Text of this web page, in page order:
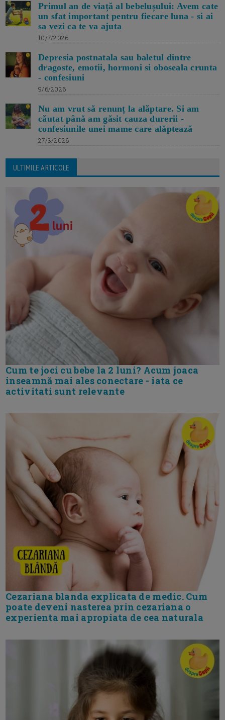
Primul an de viață al bebelușului: Avem cate
un sfat important pentru fiecare luna - si ai
sa vezi ca te va ajuta
10/7/2026
Depresia postnatala sau baletul dintre
dragoste, emotii, hormoni si oboseala crunta
- confesiuni
9/6/2026
Nu am vrut să renunț la alăptare. Si am
căutat până am găsit cauza durerii -
confesiunile unei mame care alăptează
27/3/2026
ULTIMILE ARTICOLE
Cum te joci cu bebe la 2 luni? Acum joaca
inseamnă mai ales conectare - iata ce
activitati sunt relevante
Cezariana blanda explicata de medic. Cum
poate deveni nasterea prin cezariana o
experienta mai apropiata de cea naturala